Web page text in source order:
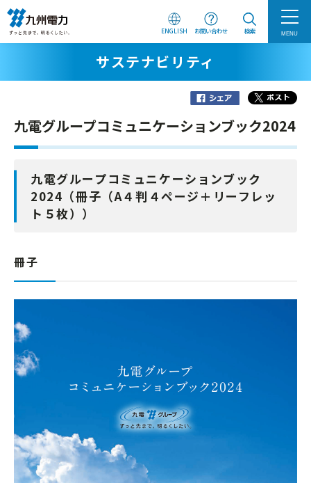
ENGLISH お問い合わせ 検索 MENU
サステナビリティ
九電グループコミュニケーションブック2024
九電グループコミュニケーションブック
2024（冊子（A４判４ページ＋リーフレッ
ト５枚））
冊子